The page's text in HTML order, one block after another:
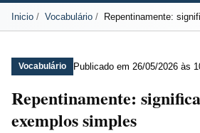
Inicio Vocabulário Repentinamente:
Vocabulário Publicado em 26/05/2026 às
Repentinamente:
exemplos simples